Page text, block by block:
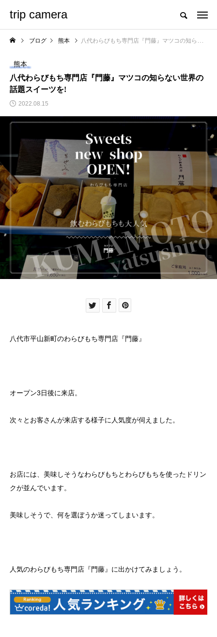
trip camera
ブログ 熊本 八代わらびもち専門店『門藤』マツコの知らない世界の話題スイーツを!
熊本
八代わらびもち専門店『門藤』マツコの知らない世界の
話題スイーツを!
2022.08.15
八代市平山新町のわらびもち専門店『門藤』
オープン3日後に来店。
次々とお客さんが来店する様子に人気度が伺えました。
お店には、美味しそうなわらびもちとわらびもちを使ったドリン
クが並んでいます。
美味しそうで、何を選ぼうか迷ってしまいます。
人気のわらびもち専門店『門藤』に出かけてみましょう。